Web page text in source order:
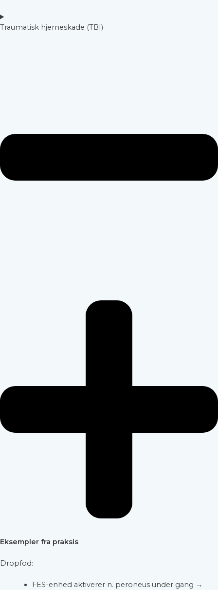
Traumatisk hjerneskade (TBI)
Eksempler fra praksis
Dropfod:
FES-enhed aktiverer n. peroneus under gang →